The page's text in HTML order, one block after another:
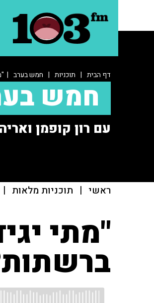
דף הבית | תוכניות | חמש בערב |
חמש
עם רון קופמן
ראשי | תוכניות מלאות |
"מתי